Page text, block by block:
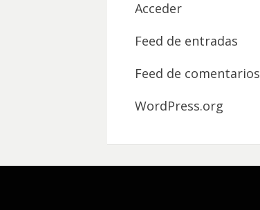
Acceder
Feed de entradas
Feed de comentarios
WordPress.org